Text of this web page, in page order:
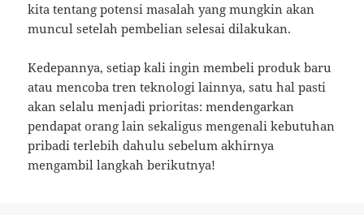
kita tentang potensi masalah yang mungkin akan
muncul setelah pembelian selesai dilakukan.
Kedepannya, setiap kali ingin membeli produk baru
atau mencoba tren teknologi lainnya, satu hal pasti
akan selalu menjadi prioritas: mendengarkan
pendapat orang lain sekaligus mengenali kebutuhan
pribadi terlebih dahulu sebelum akhirnya
mengambil langkah berikutnya!